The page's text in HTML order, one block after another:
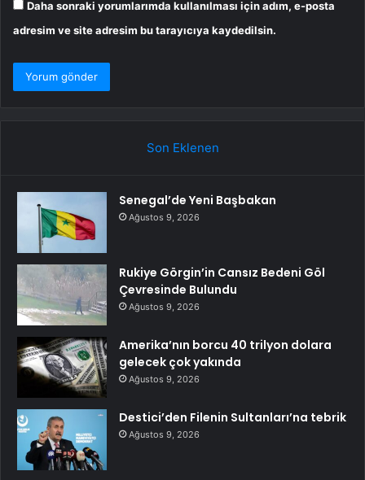
Daha sonraki yorumlarımda kullanılması için adım, e-posta
adresim ve site adresim bu tarayıcıya kaydedilsin.
Son Eklenen
Senegal’de Yeni Başbakan
Ağustos 9, 2026
Rukiye Görgin’in Cansız Bedeni Göl
Çevresinde Bulundu
Ağustos 9, 2026
Amerika’nın borcu 40 trilyon dolara
gelecek çok yakında
Ağustos 9, 2026
Destici’den Filenin Sultanları’na tebrik
Ağustos 9, 2026